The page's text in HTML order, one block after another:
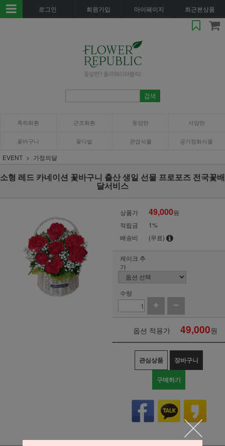
로그인 회원가입 마이페이지 최근본상품
축하화환 근조화환 동양란 서양란
꽃바구니 꽃다발 관엽식물 공기정화식물
EVENT 가정의달
소형 레드 카네이션 꽃바구니 출산 생일 선물 프로포즈 전국꽃배
달서비스
상품가 49,000원
적립금
1%
배송비
(무료)
케이크 추
가
수량
옵션 적용가 49,000원
관심상품 장바구니
구매하기